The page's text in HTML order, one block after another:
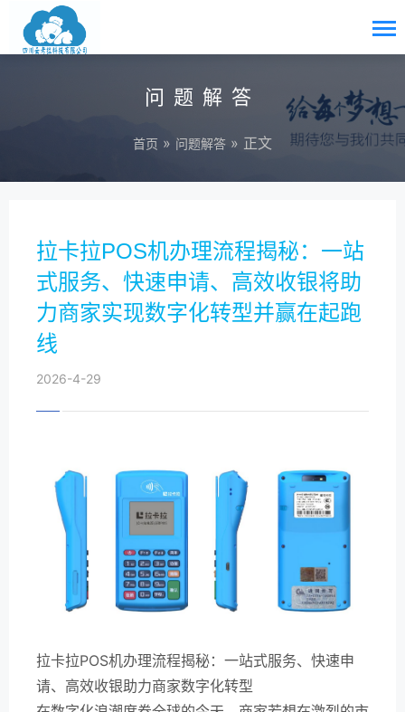
问题解答
首页 » 问题解答 » 正文
拉卡拉POS机办理流程揭秘：一站
式服务、快速申请、高效收银将助
力商家实现数字化转型并赢在起跑
线
2026-4-29
拉卡拉POS机办理流程揭秘：一站式服务、快速申
请、高效收银助力商家数字化转型